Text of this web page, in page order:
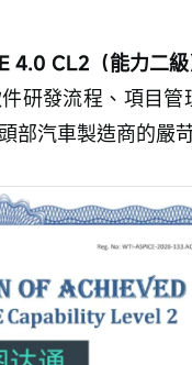
4.0 CL2（能力二
研發流程、項目
部汽車製造商的嚴